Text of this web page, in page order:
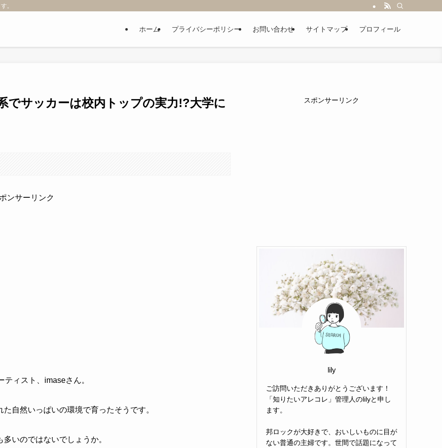
。
ホーム プライバシーポリシー お問い合わせ サイトマップ プロフィール
でサッカーは校内トップの実力!?大学に
ンサーリンク
ィスト、imaseさん。
自然いっぱいの環境で育ったそうです。
いのではないでしょうか。
スポンサーリンク
lily
ご訪問いただきありがとうございます！
「知りたいアレコレ」管理人のlilyと申し
ます。
邦ロックが大好きで、おいしいものに目が
ない普通の主婦です。世間で話題になって